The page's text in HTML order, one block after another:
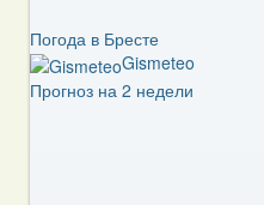
Погода в Бресте
Gismeteo
Прогноз на 2 недели